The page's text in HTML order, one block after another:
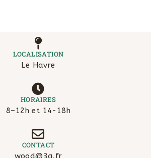
LOCALISATION
Le Havre
HORAIRES
8–12h et 14-18h
CONTACT
wood@3a.fr